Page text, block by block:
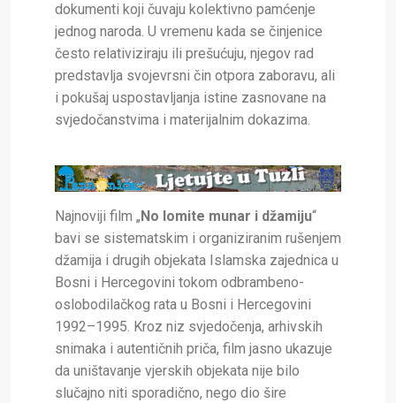
dokumenti koji čuvaju kolektivno pamćenje
jednog naroda. U vremenu kada se činjenice
često relativiziraju ili prešućuju, njegov rad
predstavlja svojevrsni čin otpora zaboravu, ali
i pokušaj uspostavljanja istine zasnovane na
svjedočanstvima i materijalnim dokazima.
Najnoviji film „ No lomite munar i džamiju“
bavi se sistematskim i organiziranim rušenjem
džamija i drugih objekata Islamska zajednica u
Bosni i Hercegovini tokom odbrambeno-
oslobodilačkog rata u Bosni i Hercegovini
1992–1995. Kroz niz svjedočenja, arhivskih
snimaka i autentičnih priča, film jasno ukazuje
da uništavanje vjerskih objekata nije bilo
slučajno niti sporadično, nego dio šire